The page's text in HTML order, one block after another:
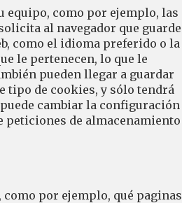
equipo, como por ejemplo, las
al navegador que guarde
como el idioma preferido o la
le pertenecen, lo que le
pueden llegar a guardar
tipo de cookies, y sólo tendrá
cambiar la configuración
peticiones de almacenamiento
por ejemplo, qué paginas